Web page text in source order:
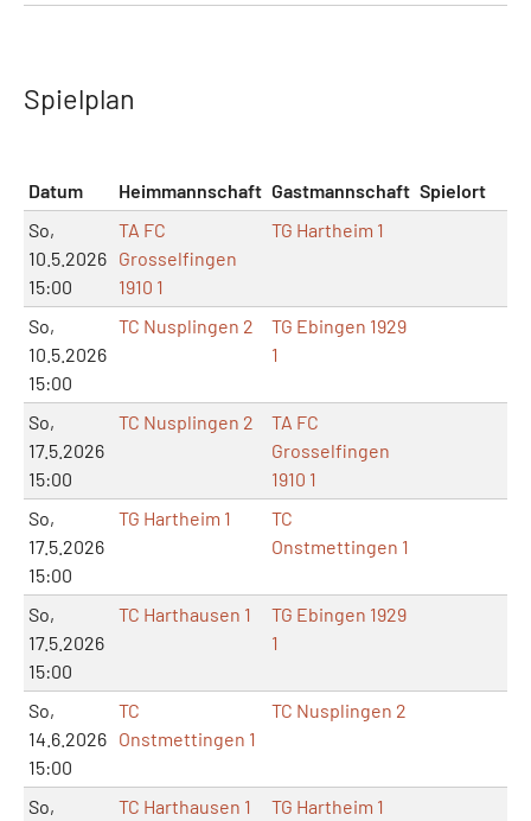
Spielplan
Datum Heimmannschaft Gastmannschaft Spielort
So,
10.5.2026
15:00
TA FC
Grosselfingen
1910 1
TG Hartheim 1
So,
10.5.2026
15:00
TC Nusplingen 2
TG Ebingen 1929
1
So,
17.5.2026
15:00
TC Nusplingen 2
TA FC
Grosselfingen
1910 1
So,
17.5.2026
15:00
TG Hartheim 1
TC
Onstmettingen 1
So,
17.5.2026
15:00
TC Harthausen 1
TG Ebingen 1929
1
So,
14.6.2026
15:00
TC
Onstmettingen 1
TC Nusplingen 2
So,
TC Harthausen 1 TG Hartheim 1